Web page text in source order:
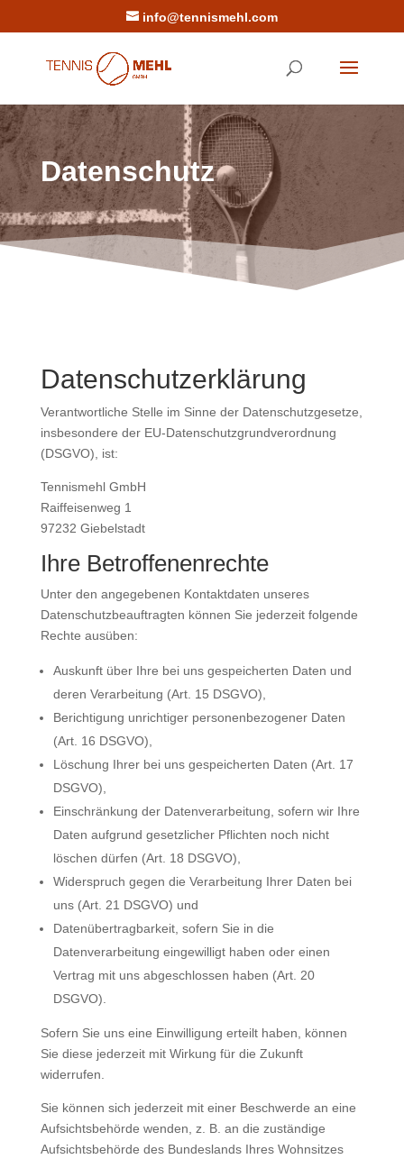
info@tennismehl.com
Datenschutz
Datenschutzerklärung
Verantwortliche Stelle im Sinne der Datenschutzgesetze,
insbesondere der EU-Datenschutzgrundverordnung
(DSGVO), ist:
Tennismehl GmbH
Raiffeisenweg 1
97232 Giebelstadt
Ihre Betroffenenrechte
Unter den angegebenen Kontaktdaten unseres
Datenschutzbeauftragten können Sie jederzeit folgende
Rechte ausüben:
Auskunft über Ihre bei uns gespeicherten Daten und
deren Verarbeitung (Art. 15 DSGVO),
Berichtigung unrichtiger personenbezogener Daten
(Art. 16 DSGVO),
Löschung Ihrer bei uns gespeicherten Daten (Art. 17
DSGVO),
Einschränkung der Datenverarbeitung, sofern wir Ihre
Daten aufgrund gesetzlicher Pflichten noch nicht
löschen dürfen (Art. 18 DSGVO),
Widerspruch gegen die Verarbeitung Ihrer Daten bei
uns (Art. 21 DSGVO) und
Datenübertragbarkeit, sofern Sie in die
Datenverarbeitung eingewilligt haben oder einen
Vertrag mit uns abgeschlossen haben (Art. 20
DSGVO).
Sofern Sie uns eine Einwilligung erteilt haben, können
Sie diese jederzeit mit Wirkung für die Zukunft
widerrufen.
Sie können sich jederzeit mit einer Beschwerde an eine
Aufsichtsbehörde wenden, z. B. an die zuständige
Aufsichtsbehörde des Bundeslands Ihres Wohnsitzes